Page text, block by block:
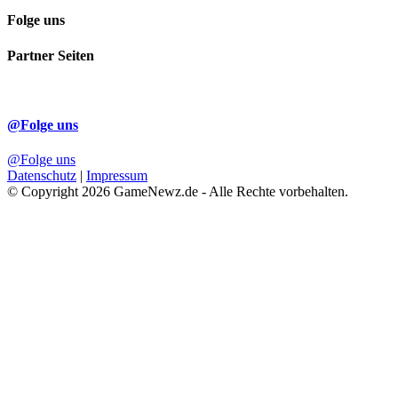
Folge uns
Partner Seiten
@Folge uns
@Folge uns
Datenschutz | Impressum
© Copyright 2026 GameNewz.de - Alle Rechte vorbehalten.